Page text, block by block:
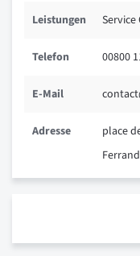
Leistungen
Telefon 00800
E-Mail
Adresse
place